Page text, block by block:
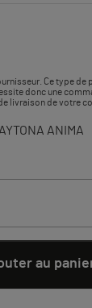
Ce type de
donc une
livraison de votre
ANIMA
au